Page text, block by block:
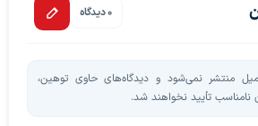
0 دیدگاه
منتشر نمی‌شود و دیدگاه‌های حاوی توهین،
نامناسب تأیید نخواهند شد.